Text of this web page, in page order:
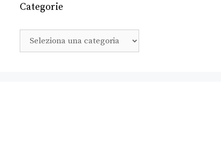
Categorie